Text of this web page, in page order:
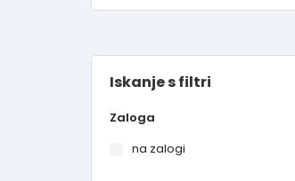
Iskanje s filtri
Zaloga
na zalogi